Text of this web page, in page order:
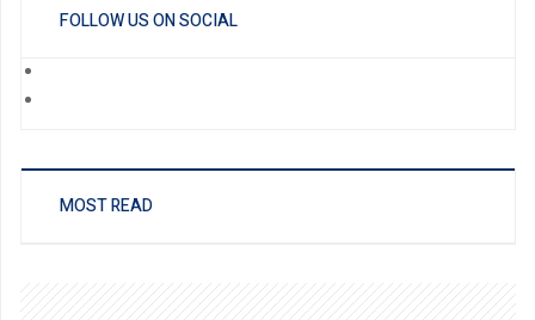
FOLLOW US ON SOCIAL
MOST READ